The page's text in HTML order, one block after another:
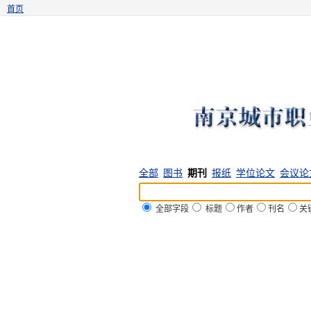
首页
全部 图书 期刊 报纸 学位论文 会议论
全部字段 标题 作者 刊名 关